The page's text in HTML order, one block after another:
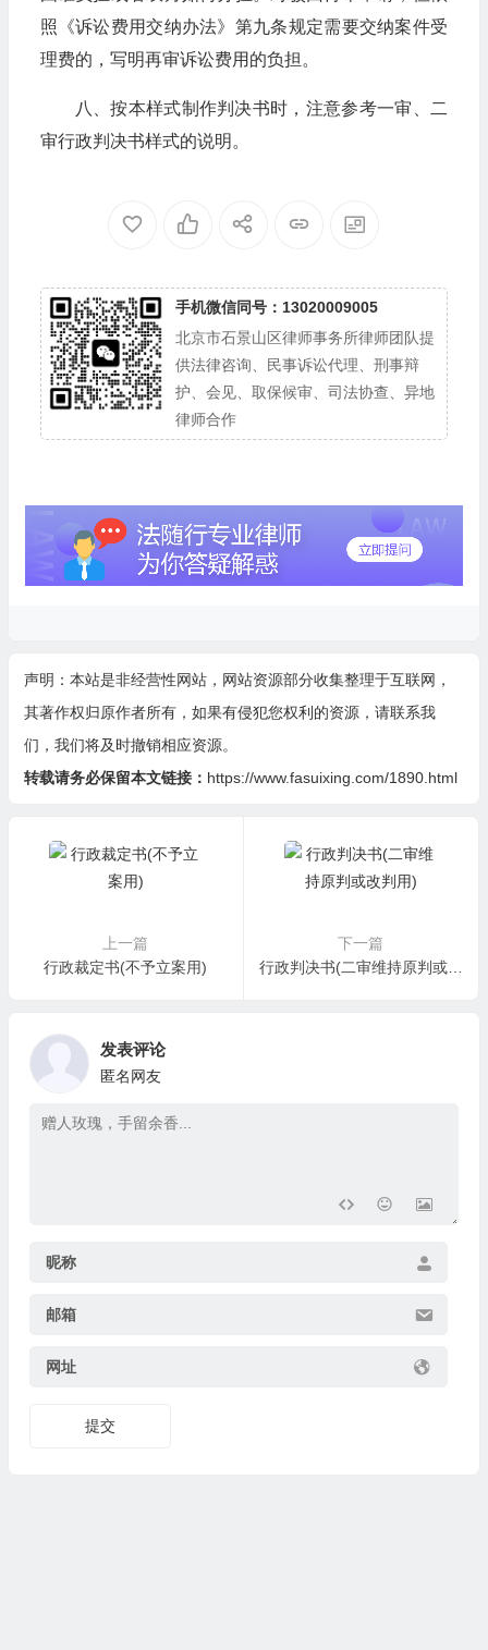
照《诉讼费用交纳办法》第九条规定需要交纳案件受
理费的，写明再审诉讼费用的负担。
八、按本样式制作判决书时，注意参考一审、二
审行政判决书样式的说明。
手机微信同号：13020009005
北京市石景山区律师事务所律师团队提
供法律咨询、民事诉讼代理、刑事辩
护、会见、取保候审、司法协查、异地
律师合作
声明：本站是非经营性网站，网站资源部分收集整理于互联网，
其著作权归原作者所有，如果有侵犯您权利的资源，请联系我
们，我们将及时撤销相应资源。
转载请务必保留本文链接： https://www.fasuixing.com/1890.html
上一篇
行政裁定书(不予立案用)
下一篇
行政判决书(二审维持原判或改判用)
发表评论
匿名网友
昵称
邮箱
网址
提交